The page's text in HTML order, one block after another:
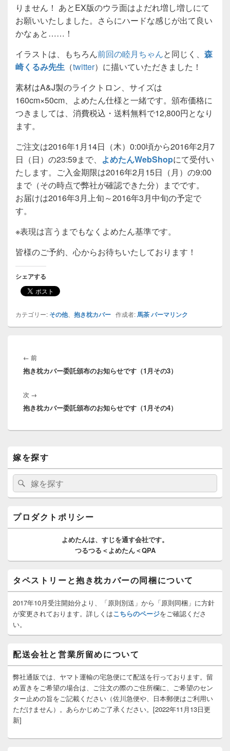
りません！ あとEX版のウラ面はよだれ増し増しにて
お願いいたしました。さらにハードな感じが出て良い
かなぁと……！
イラストは、もちろん前回の睦月ちゃんと同じく、 森
崎くるみ先生 （twitter）に描いていただきました！
素材はA&J製のライクトロン、サイズは
160cm×50cm、よめたん仕様と一緒です。頒布価格に
つきましては、消費税込・送料無料で12,800円となり
ます。
ご注文は2016年1月14日（木）0:00頃から2016年2月7
日（日）の23:59まで、 よめたんWebShopにて受付い
たします。ご入金期限は2016年2月15日（月）の9:00
まで（その時点で弊社が確認できた分）までです。
お届けは2016年3月上旬～2016年3月中旬の予定で
す。
※表現は言うまでもなくよめたん基準です。
皆様のご予約、心からお待ちいたしております！
シェアする
カテゴリー: その他、 抱き枕カバー 作成者:馬茶パーマリンク
稿
ナ
ゲ
ー
シ
← 前前
の
抱き枕カバー委託頒布のお知らせです（1月その3）
次 →
の
抱き枕カバー委託頒布のお知らせです（1月その4）
イ
ン
サ
ド
ー
ッ
エ
リ
ア
嫁を探す
検
索:
検
索
プロダクトポリシー
よめたんは、 すじを通す会社です。
つるつる＜よめたん＜QPA
タペストリーと抱き枕カバーの同梱について
2017年10月受注開始分より、「原則別送」から「原則同梱」に方針
が変更されております。詳しくはこちらのページをご確認くださ
い。
配送会社と営業所留めについて
弊社通販では、ヤマト運輸の宅急便にて配送を行っております。留
め置きをご希望の場合は、ご注文の際のご住所欄に、ご希望のセン
ター止めの旨をご記載ください（佐川急便や、日本郵便はご利用い
ただけません）。あらかじめご了承ください。[2022年11月13日更
新]